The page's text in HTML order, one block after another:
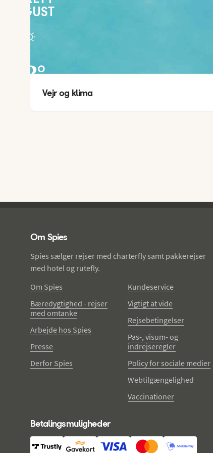
AUGUST
23°Vejr og klima
Om Spies
Spies sælger rejser med charterfly samt pakkerejser
med hotel og rutefly.
Om Spies
Bæredygtighed - rejser
med omtanke
Arbejde hos Spies
Presse
Derfor Spies
Kundeservice
Vigtigt at vide
Rejsebetingelser
Pas-, visum- og
indrejseregler
Policy for sociale medier
Webtilgængelighed
Vaccinationer
Betalingsmuligheder